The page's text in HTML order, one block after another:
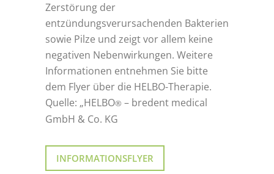
Zerstörung der
entzündungsverursachenden Bakterien
sowie Pilze und zeigt vor allem keine
negativen Nebenwirkungen. Weitere
Informationen entnehmen Sie bitte
dem Flyer über die HELBO-Therapie.
Quelle: „HELBO® – bredent medical
GmbH & Co. KG
INFORMATIONSFLYER